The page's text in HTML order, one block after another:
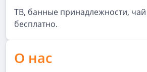
ТВ, банные принадлежности,
бесплатно.
О нас